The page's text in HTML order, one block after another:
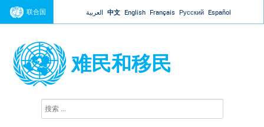
Jump to navigation
联合国 العربية 中文 English Français Русский Español
难民和移民
搜
索